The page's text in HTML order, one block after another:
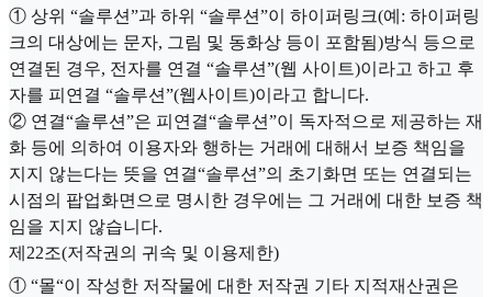
① 상위 “솔루션”과 하위 “솔루션”이 하이퍼링크(예: 하이퍼링
크의 대상에는 문자, 그림 및 동화상 등이 포함됨)방식 등으로
연결된 경우, 전자를 연결 “솔루션”(웹 사이트)이라고 하고 후
자를 피연결 “솔루션”(웹사이트)이라고 합니다.
② 연결“솔루션”은 피연결“솔루션”이 독자적으로 제공하는 재
화 등에 의하여 이용자와 행하는 거래에 대해서 보증 책임을
지지 않는다는 뜻을 연결“솔루션”의 초기화면 또는 연결되는
시점의 팝업화면으로 명시한 경우에는 그 거래에 대한 보증 책
임을 지지 않습니다.
제22조(저작권의 귀속 및 이용제한)
① “몰“이 작성한 저작물에 대한 저작권 기타 지적재산권은